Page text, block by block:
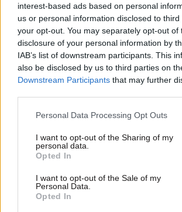
interest-based ads based on personal
us or personal information disclosed to
your opt-out. You may separately opt-out of
disclosure of your personal information by
IAB’s list of downstream participants. This
also be disclosed by us to third parties on
Downstream Participants that may further
Please note that this website/app uses one
not limited to your visit or usage behaviour.
grant or deny consent to Google and its
use your data for below specified purposes
consent section.
Personal Data Processing Opt Outs
I want to opt-out of the Sharing of my
personal data.
Opted In
I want to opt-out of the Sale of my
Personal Data.
Opted In
Ο Ρόμπερτ Ντε Νίρο επίσης στηρίζει
μετάτην αποκάλυψη ότι είναι τρανς.
με Όσκαρ ηθοποιός έχει μιλήσει
απόφαση του παιδιού του να ζει ως
Άαρον ως γιο μου και τώρα αγαπώ
την Έιριν ως κόρη μου. Δεν ξέρω ποιο
μεγάλο θέμα»,δήλωσε ο Ρόμπερτ
ημέρα αφότου η ιστορία της Έιριν